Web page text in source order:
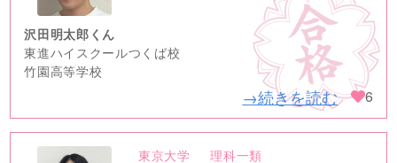
沢田明太郎くん
東進ハイスクールつくば校
竹園高等学校
→続きを読む 6
東京大学
理科一類